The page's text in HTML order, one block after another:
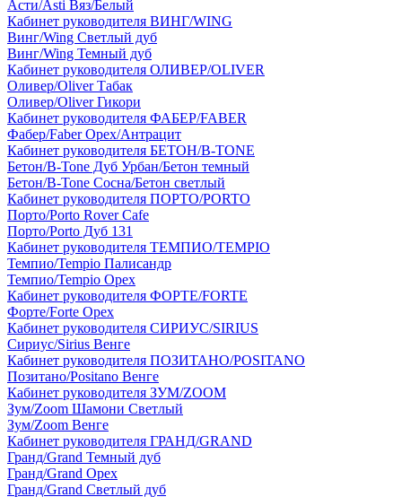
Асти/Asti Вяз/Белый
Кабинет руководителя ВИНГ/WING
Винг/Wing Светлый дуб
Винг/Wing Темный дуб
Кабинет руководителя ОЛИВЕР/OLIVER
Оливер/Oliver Табак
Оливер/Oliver Гикори
Кабинет руководителя ФАБЕР/FABER
Фабер/Faber Орех/Антрацит
Кабинет руководителя БЕТОН/B-TONE
Бетон/B-Tone Дуб Урбан/Бетон темный
Бетон/B-Tone Сосна/Бетон светлый
Кабинет руководителя ПОРТО/PORTO
Порто/Porto Rover Cafe
Порто/Porto Дуб 131
Кабинет руководителя ТЕМПИО/TEMPIO
Темпио/Tempio Палисандр
Темпио/Tempio Орех
Кабинет руководителя ФОРТЕ/FORTE
Форте/Forte Орех
Кабинет руководителя СИРИУС/SIRIUS
Сириус/Sirius Венге
Кабинет руководителя ПОЗИТАНО/POSITANO
Позитано/Positano Венге
Кабинет руководителя ЗУМ/ZOOM
Зум/Zoom Шамони Светлый
Зум/Zoom Венге
Кабинет руководителя ГРАНД/GRAND
Гранд/Grand Темный дуб
Гранд/Grand Орех
Гранд/Grand Светлый дуб